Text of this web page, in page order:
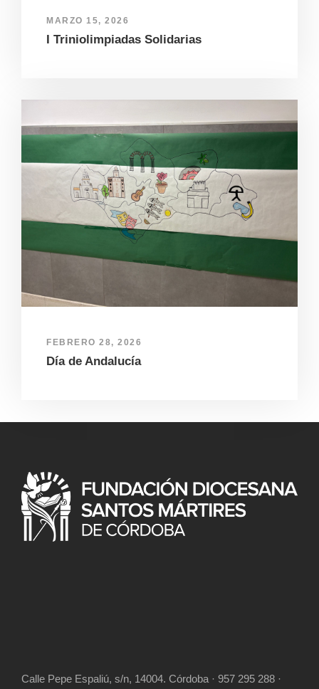
MARZO 15, 2026
I Triniolimpiadas Solidarias
FEBRERO 28, 2026
Día de Andalucía
Calle Pepe Espaliú, s/n, 14004. Córdoba · 957 295 288 ·